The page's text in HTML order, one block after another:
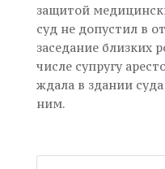
защитой
суд не допустил в
заседание близких
числе супругу
ждала в здании
ним.